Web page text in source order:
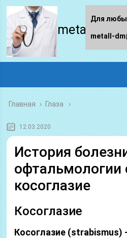
metall-
Главная › Глаза
12.03.2020
История
офтальмологии
косоглазие
Косоглазие
Косоглазие (strabismus)
Для
metall-